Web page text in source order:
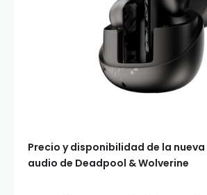
Precio y disponibilidad de la
audio de Deadpool & Wolverine